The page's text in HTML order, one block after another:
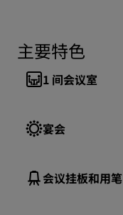
主要特色
1 间会议室
宴会
会议挂板和用笔